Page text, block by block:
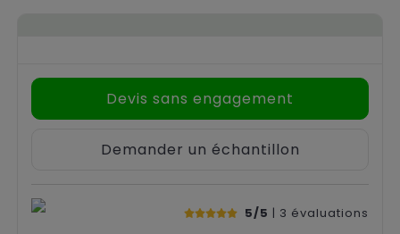
Devis sans engagement
Demander un échantillon
5/5 | 3 évaluations